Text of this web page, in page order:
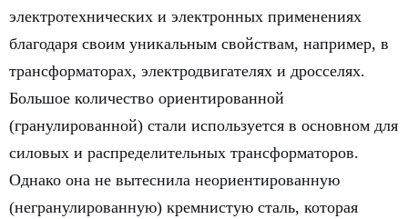
электротехнических и электронных применениях
благодаря своим уникальным свойствам, например, в
трансформаторах, электродвигателях и дросселях.
Большое количество ориентированной
(гранулированной) стали используется в основном для
силовых и распределительных трансформаторов.
Однако она не вытеснила неориентированную
(негранулированную) кремнистую сталь, которая